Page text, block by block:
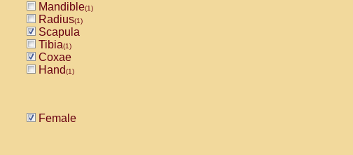
Mandible(1)
Radius(1)
Scapula
Tibia(1)
Coxae
Hand(1)
Female